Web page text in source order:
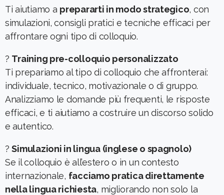
Ti aiutiamo a prepararti in modo strategico, con
simulazioni, consigli pratici e tecniche efficaci per
affrontare ogni tipo di colloquio.
? Training pre-colloquio personalizzato
Ti prepariamo al tipo di colloquio che affronterai:
individuale, tecnico, motivazionale o di gruppo.
Analizziamo le domande più frequenti, le risposte
efficaci, e ti aiutiamo a costruire un discorso solido
e autentico.
?Simulazioni in lingua (inglese o spagnolo)
Se il colloquio è all’estero o in un contesto
internazionale, facciamo pratica direttamente
nella lingua richiesta, migliorando non solo la